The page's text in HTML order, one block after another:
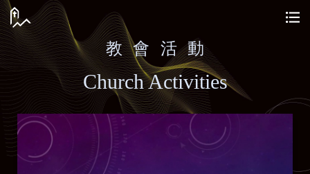
教 會 活 動
Church Activities